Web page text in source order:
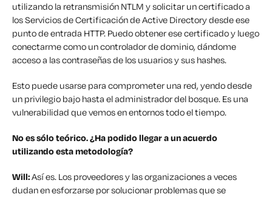
utilizando la retransmisión NTLM y solicitar un certificado a
los Servicios de Certificación de Active Directory desde ese
punto de entrada HTTP. Puedo obtener ese certificado y luego
conectarme como un controlador de dominio, dándome
acceso a las contraseñas de los usuarios y sus hashes.
Esto puede usarse para comprometer una red, yendo desde
un privilegio bajo hasta el administrador del bosque. Es una
vulnerabilidad que vemos en entornos todo el tiempo.
No es sólo teórico. ¿Ha podido llegar a un acuerdo
utilizando esta metodología?
Will:Así es. Los proveedores y las organizaciones a veces
dudan en esforzarse por solucionar problemas que se